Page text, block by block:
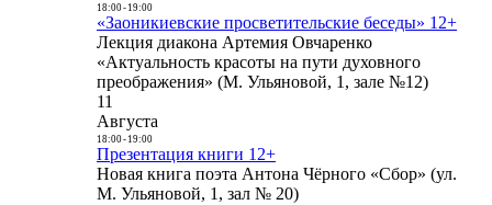
18:00- 19:00
«Заоникиевские просветительские беседы» 12+
Лекция диакона Артемия Овчаренко
«Актуальность красоты на пути духовного
преображения» (М. Ульяновой, 1, зале №12)
11
Августа
18:00- 19:00
Презентация книги 12+
Новая книга поэта Антона Чёрного «Сбор» (ул.
М. Ульяновой, 1, зал № 20)